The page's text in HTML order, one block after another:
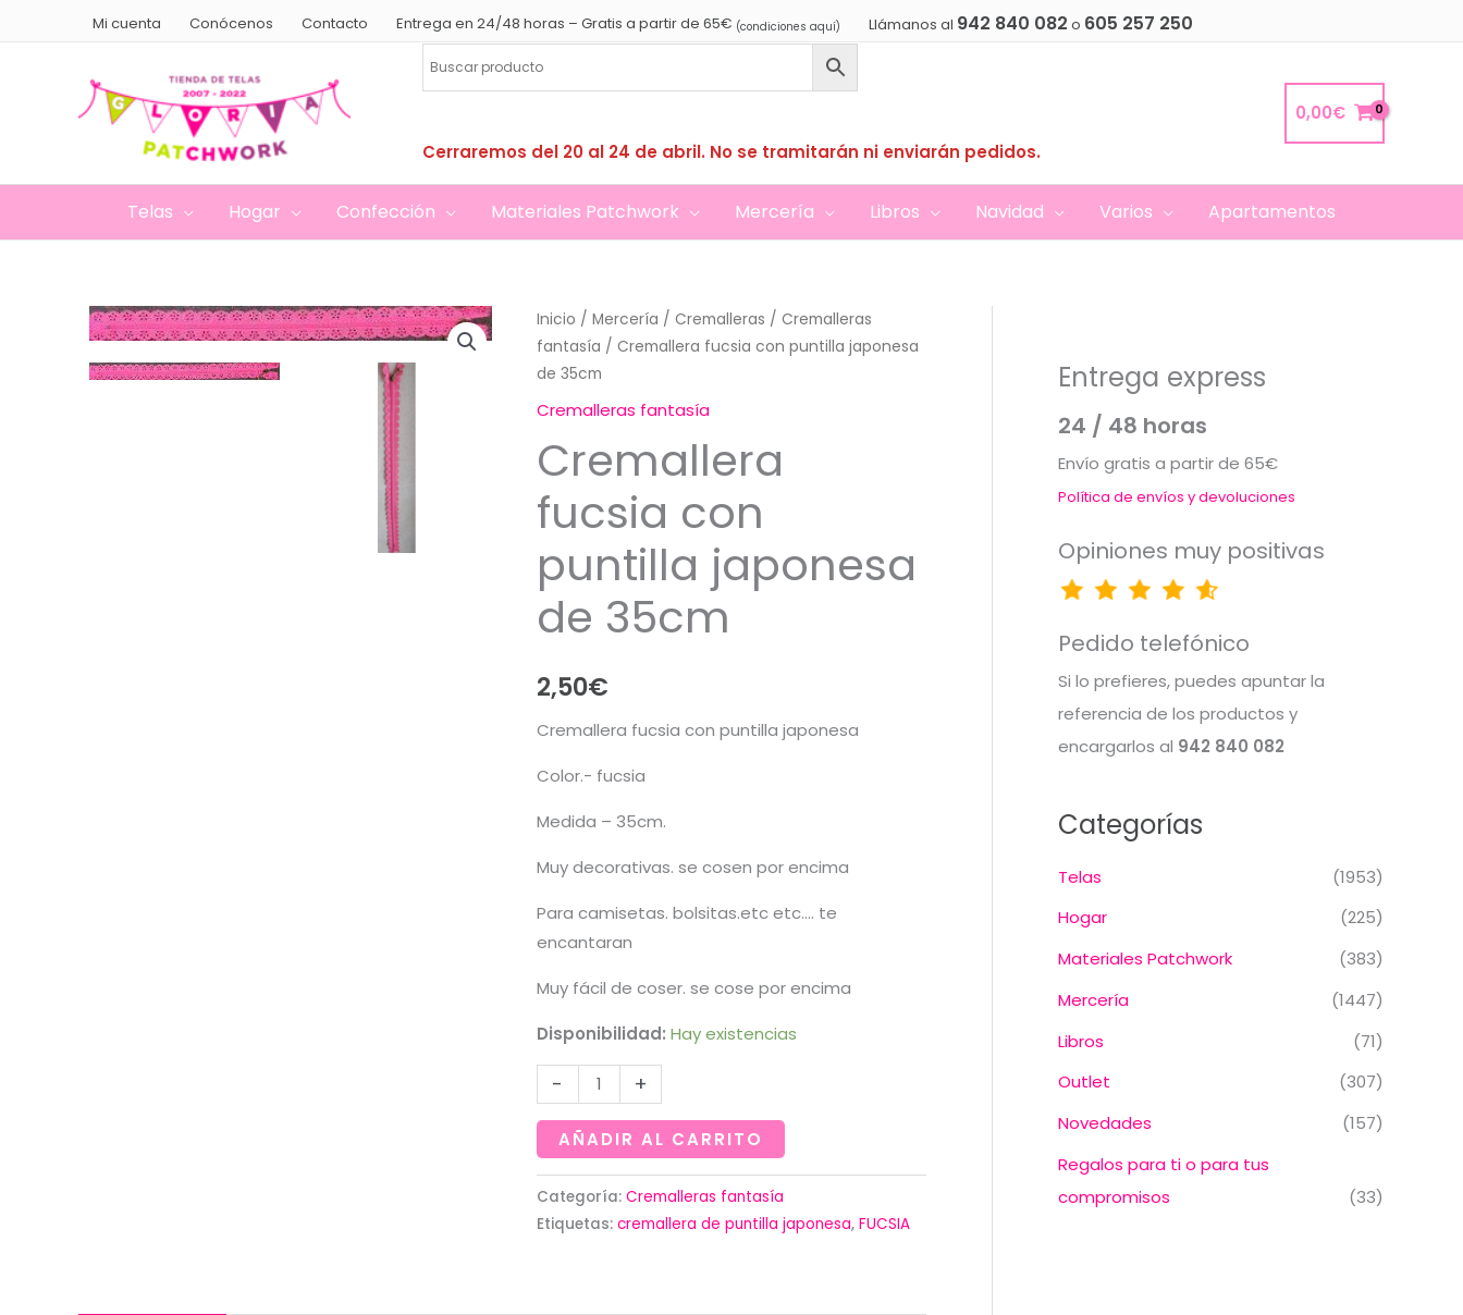
Mi cuenta Conócenos Contacto Entrega en 24/48 horas – Gratis a partir de 65€ (condiciones aquí) Llámanos al 942 840 082 o 605 257 250
Cerraremos del 20 al 24 de abril. No se tramitarán ni enviarán pedidos.
0,00€
Telas Hogar Confección Materiales Patchwork Mercería Libros Navidad Varios Apartamentos
Inicio / Mercería / Cremalleras / Cremalleras
fantasía / Cremallera fucsia con puntilla japonesa
de 35cm
Cremalleras fantasía
Cremallera
fucsia con
puntilla japonesa
de 35cm
2,50€
Cremallera fucsia con puntilla japonesa
Color.- fucsia
Medida – 35cm.
Muy decorativas. se cosen por encima
Para camisetas. bolsitas.etc etc…. te
encantaran
Muy fácil de coser. se cose por encima
Disponibilidad: Hay existencias
-
Cremallera
fucsia
con
puntilla
japonesa
de
+
AÑADIR AL CARRITO
Categoría: Cremalleras fantasía
Etiquetas: cremallera de puntilla japonesa, FUCSIA
Entrega express
24 / 48 horas
Envío gratis a partir de 65€
Política de envíos y devoluciones
Opiniones muy positivas
Pedido telefónico
Si lo prefieres, puedes apuntar la
referencia de los productos y
encargarlos al 942 840 082
Categorías
Telas
(1953)
Hogar
(225)
Materiales Patchwork
(383)
Mercería
(1447)
Libros
(71)
Outlet
(307)
Novedades
(157)
Regalos para ti o para tus
compromisos
(33)